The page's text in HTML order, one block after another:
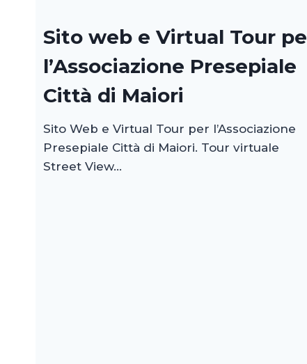
Sito web e Virtual Tour
l’Associazione Presepiale
Città di Maiori
Sito Web e Virtual Tour per l’Associazione
Presepiale Città di Maiori. Tour virtuale
Street View…